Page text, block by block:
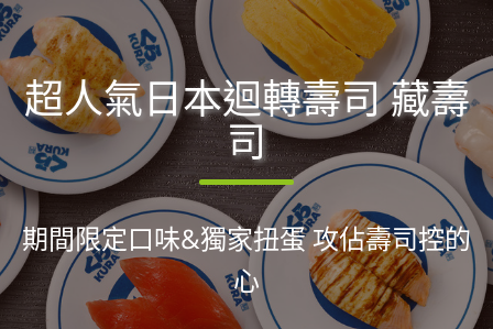
超人氣日本迴轉壽司 藏壽
司
期間限定口味&獨家扭蛋 攻佔壽司控的
心